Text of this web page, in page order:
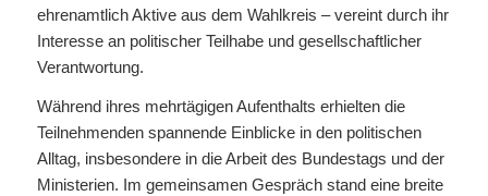
ehrenamtlich Aktive aus dem Wahlkreis – vereint durch ihr
Interesse an politischer Teilhabe und gesellschaftlicher
Verantwortung.
Während ihres mehrtägigen Aufenthalts erhielten die
Teilnehmenden spannende Einblicke in den politischen
Alltag, insbesondere in die Arbeit des Bundestags und der
Ministerien. Im gemeinsamen Gespräch stand eine breite